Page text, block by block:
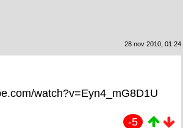
28 nov 2010, 01:24
watch?v=Eyn4_mG8D1U
-5